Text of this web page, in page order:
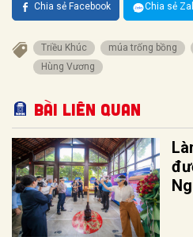
Chia sẻ Facebook Chia sẻ
Triều Khúc múa trống bồng
Hùng Vương
Bài liên quan